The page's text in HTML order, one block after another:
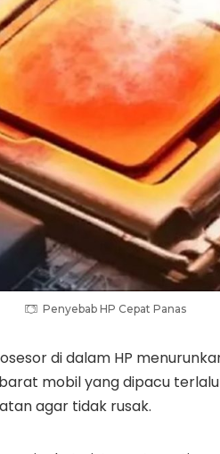
Penyebab HP Cepat Panas
di dalam HP
mobil yang dipacu
agar tidak rusak.